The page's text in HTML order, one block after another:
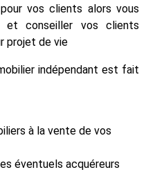
vos clients alors vous
et conseiller vos clients
projet de vie
indépendant est fait
à la vente de vos
éventuels acquéreurs